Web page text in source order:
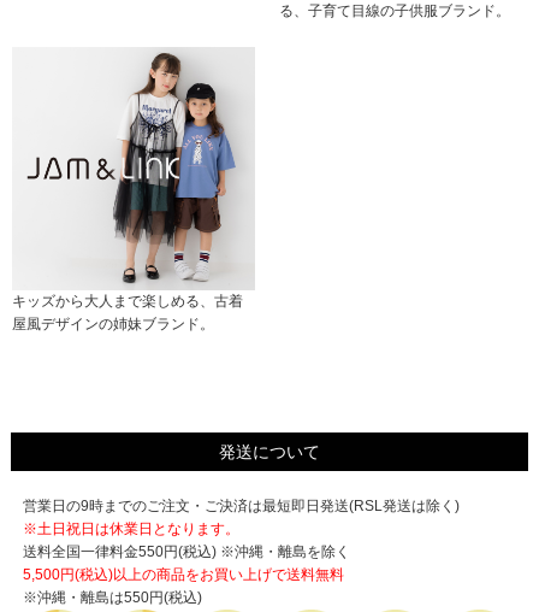
る、子育て目線の子供服ブランド。
キッズから大人まで楽しめる、古着
屋風デザインの姉妹ブランド。
発送について
営業日の9時までのご注文・ご決済は最短即日発送(RSL発送は除く)
※土日祝日は休業日となります。
送料全国一律料金550円(税込) ※沖縄・離島を除く
5,500円(税込)以上の商品をお買い上げで送料無料
※沖縄・離島は550円(税込)